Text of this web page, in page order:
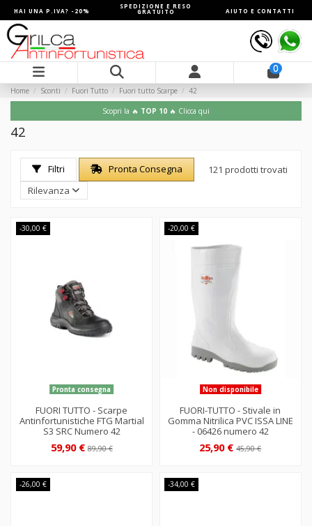
HAI UNA P.IVA? -20%
SPEDIZIONE E RESO
GRATUITO AIUTO E CONTATTI
0
Home Sconti Fuori Tutto Fuori tutto Scarpe 42
Scopri la 🔥 TOP 10 🔥 Clicca qui
42
Filtri Pronta Consegna
121 prodotti trovati
Rilevanza
-30,00 €
Pronta consegna
FUORI TUTTO - Scarpe
Antinfortunistiche FTG Martial
S3 SRC Numero 42
59,90 €89,90 €
-20,00 €
Non disponibile
FUORI-TUTTO - Stivale in
Gomma Nitrilica PVC ISSA LINE
- 06426 numero 42
25,90 €45,90 €
-26,00 € -34,00 €